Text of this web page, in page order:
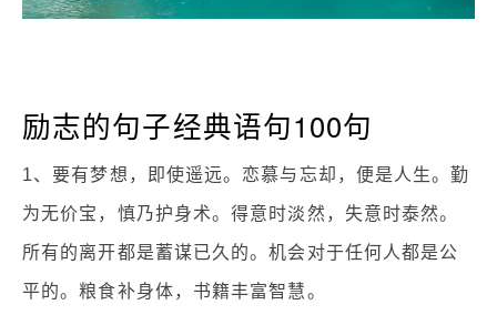
励志的句子经典语句100句
1、要有梦想，即使遥远。恋慕与忘却，便是人生。勤
为无价宝，慎乃护身术。得意时淡然，失意时泰然。
所有的离开都是蓄谋已久的。机会对于任何人都是公
平的。粮食补身体，书籍丰富智慧。